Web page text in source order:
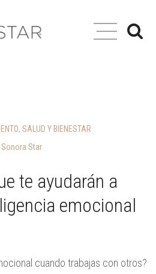
, SALUD Y BIENESTAR
Star
te ayudarán a
emocional
cuando trabajas con otros?